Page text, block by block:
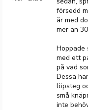
försedd
år med
mer än
Hoppade
med ett
på vad
Dessa
löpsteg
små
inte